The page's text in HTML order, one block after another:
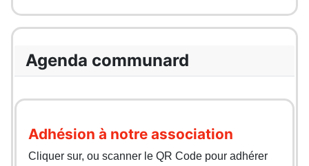
Agenda communard
Adhésion à notre association
Cliquer sur, ou scanner le QR Code pour adhérer